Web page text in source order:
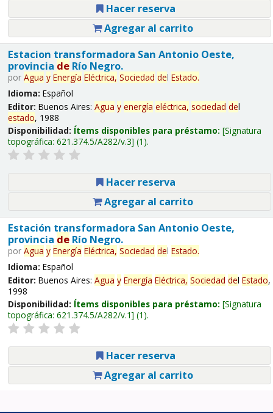
Hacer reserva
Agregar al carrito
Estacion transformadora San Antonio Oeste,
provincia deRío Negro.
por Agua y Energía Eléctrica, Sociedad del Estado.
Idioma: Español
Editor: Buenos Aires: Agua y energía eléctrica, sociedad del
estado, 1988
Disponibilidad: Ítems disponibles para préstamo: Signatura
topográfica: 621.374.5/A282/v.3 (1).
Hacer reserva
Agregar al carrito
Estación transformadora San Antonio Oeste,
provincia deRío Negro.
por Agua y Energía Eléctrica, Sociedad del Estado.
Idioma: Español
Editor: Buenos Aires: Agua y Energía Eléctrica, Sociedad del Estado,
1998
Disponibilidad: Ítems disponibles para préstamo: Signatura
topográfica: 621.374.5/A282/v.1 (1).
Hacer reserva
Agregar al carrito